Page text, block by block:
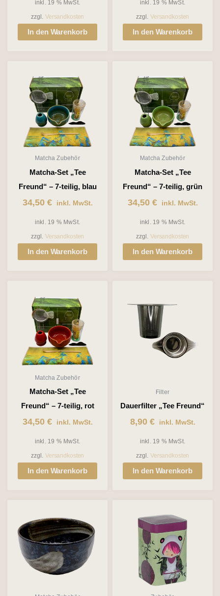
inkl. 19 % MwSt.
zzgl. Versandkosten
In den Warenkorb
inkl. 19 % MwSt.
zzgl. Versandkosten
In den Warenkorb
Matcha Zubehör
Matcha-Set „Tee
Freund“ – 7-teilig, blau
34,50 € inkl. MwSt.
inkl. 19 % MwSt.
zzgl. Versandkosten
In den Warenkorb
Matcha Zubehör
Matcha-Set „Tee
Freund“ – 7-teilig, grün
34,50 € inkl. MwSt.
inkl. 19 % MwSt.
zzgl. Versandkosten
In den Warenkorb
Matcha Zubehör
Matcha-Set „Tee
Freund“ – 7-teilig, rot
34,50 € inkl. MwSt.
inkl. 19 % MwSt.
zzgl. Versandkosten
In den Warenkorb
Filter
Dauerfilter „Tee Freund“
8,90 € inkl. MwSt.
inkl. 19 % MwSt.
zzgl. Versandkosten
In den Warenkorb